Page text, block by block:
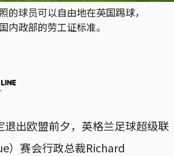
的球员可以自由地在英国踢球，
内政部的劳工证标准。
退出欧盟前夕，英格兰足球超级联
）赛会行政总裁Richard